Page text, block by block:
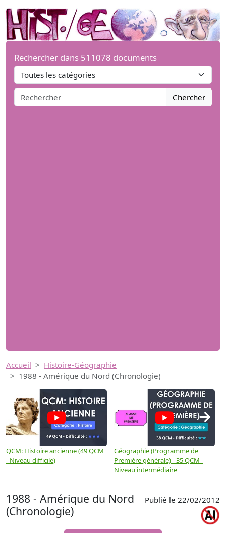
Rechercher dans 511078 documents
Chercher
Accueil
Histoire-Géographie
1988 - Amérique du Nord (Chronologie)
QCM: Histoire ancienne (49 QCM
- Niveau difficile)
Géographie (Programme de
Première générale) - 35 QCM -
Niveau intermédiaire
→
1988 - Amérique du Nord
(Chronologie)
Publié le 22/02/2012